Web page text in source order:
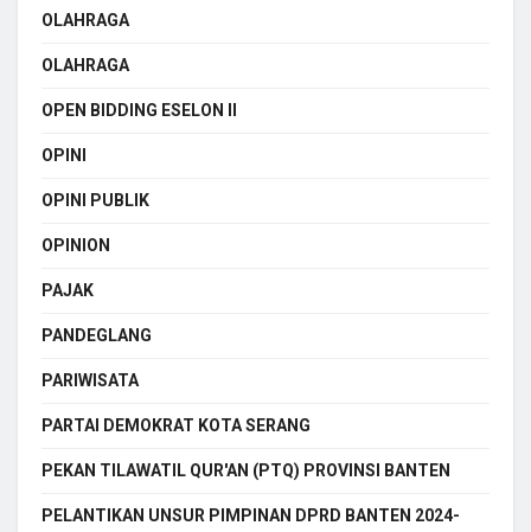
OLAHRAGA
OLAHRAGA
OPEN BIDDING ESELON II
OPINI
OPINI PUBLIK
OPINION
PAJAK
PANDEGLANG
PARIWISATA
PARTAI DEMOKRAT KOTA SERANG
PEKAN TILAWATIL QUR'AN (PTQ) PROVINSI BANTEN
PELANTIKAN UNSUR PIMPINAN DPRD BANTEN 2024-